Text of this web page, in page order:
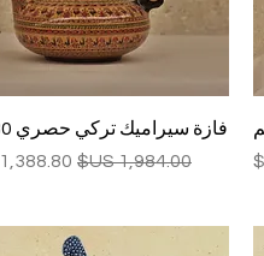
العرض السريع
فازة سيراميك تركي حصري 30 سم
سعر عادي
سعر البيع